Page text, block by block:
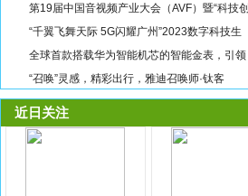
第19届中国音视频产业大会（AVF）暨“科技创
“千翼飞舞天际 5G闪耀广州”2023数字科技生
全球首款搭载华为智能机芯的智能金表，引领
“召唤”灵感，精彩出行，雅迪召唤师·钛客
近日关注